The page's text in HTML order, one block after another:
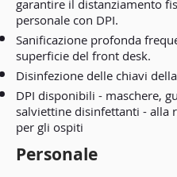
garantire il distanziamento
personale con DPI.
Sanificazione profonda
superficie del front desk.
Disinfezione delle chiavi
DPI disponibili - maschere,
salviettine disinfettanti - alla
per gli ospiti
Personale